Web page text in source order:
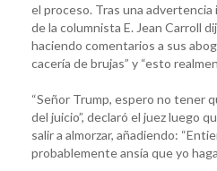
el proceso. Tras una advertencia
de la columnista E. Jean Carroll
haciendo comentarios a sus
cacería de brujas” y “esto
“Señor Trump, espero no tener
del juicio”, declaró el juez luego
salir a almorzar, añadiendo:
probablemente ansía que yo haga